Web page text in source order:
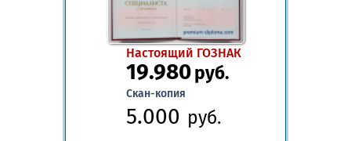
Настоящий ГОЗНАК
19.980руб.
Скан-копия
5.000 руб.